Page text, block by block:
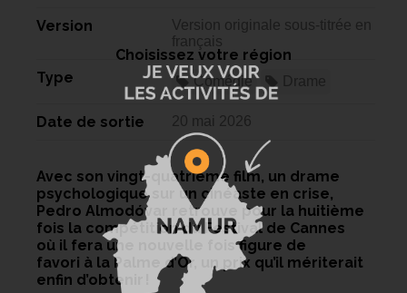
Version
Version originale sous-titrée en
français
Type Comédie
Date de sortie 20 mai 2026
Avec son vingt-quatrième film, un drame
psychologique sur un cinéaste en crise,
Pedro Almodóvar retrouve pour la huitième
fois la compétition du Festival de Cannes
où il fera une nouvelle fois figure de
favori à la Palme d’Or, un prix qu’il mériterait
enfin d’obtenir !
Choisissez votre région